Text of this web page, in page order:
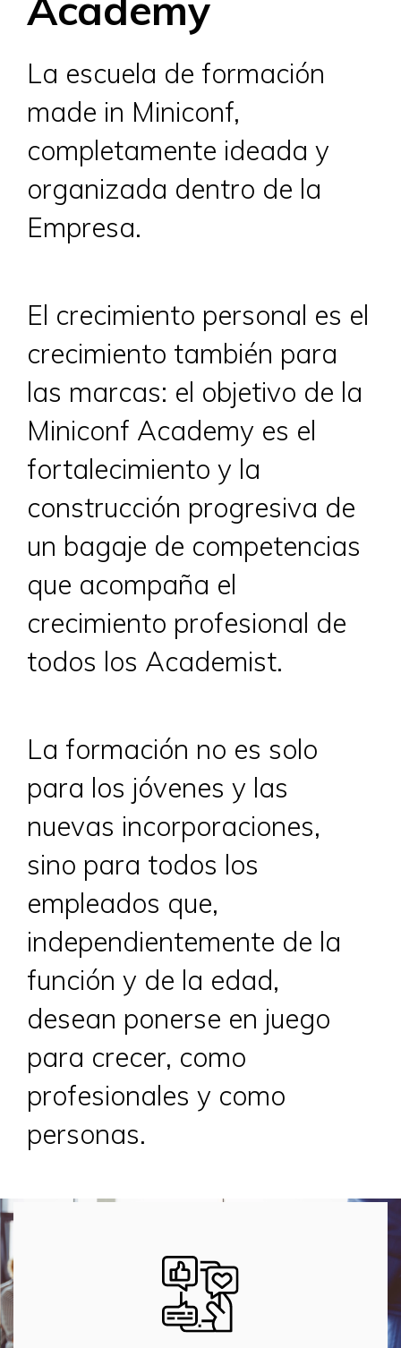
La escuela de formación
made in Miniconf,
completamente ideada y
organizada dentro de la
Empresa.
El crecimiento personal es el
crecimiento también para
las marcas: el objetivo de la
Miniconf Academy es el
fortalecimiento y la
construcción progresiva de
un bagaje de competencias
que acompaña el
crecimiento profesional de
todos los Academist.
La formación no es solo
para los jóvenes y las
nuevas incorporaciones,
sino para todos los
empleados que,
independientemente de la
función y de la edad,
desean ponerse en juego
para crecer, como
profesionales y como
personas.